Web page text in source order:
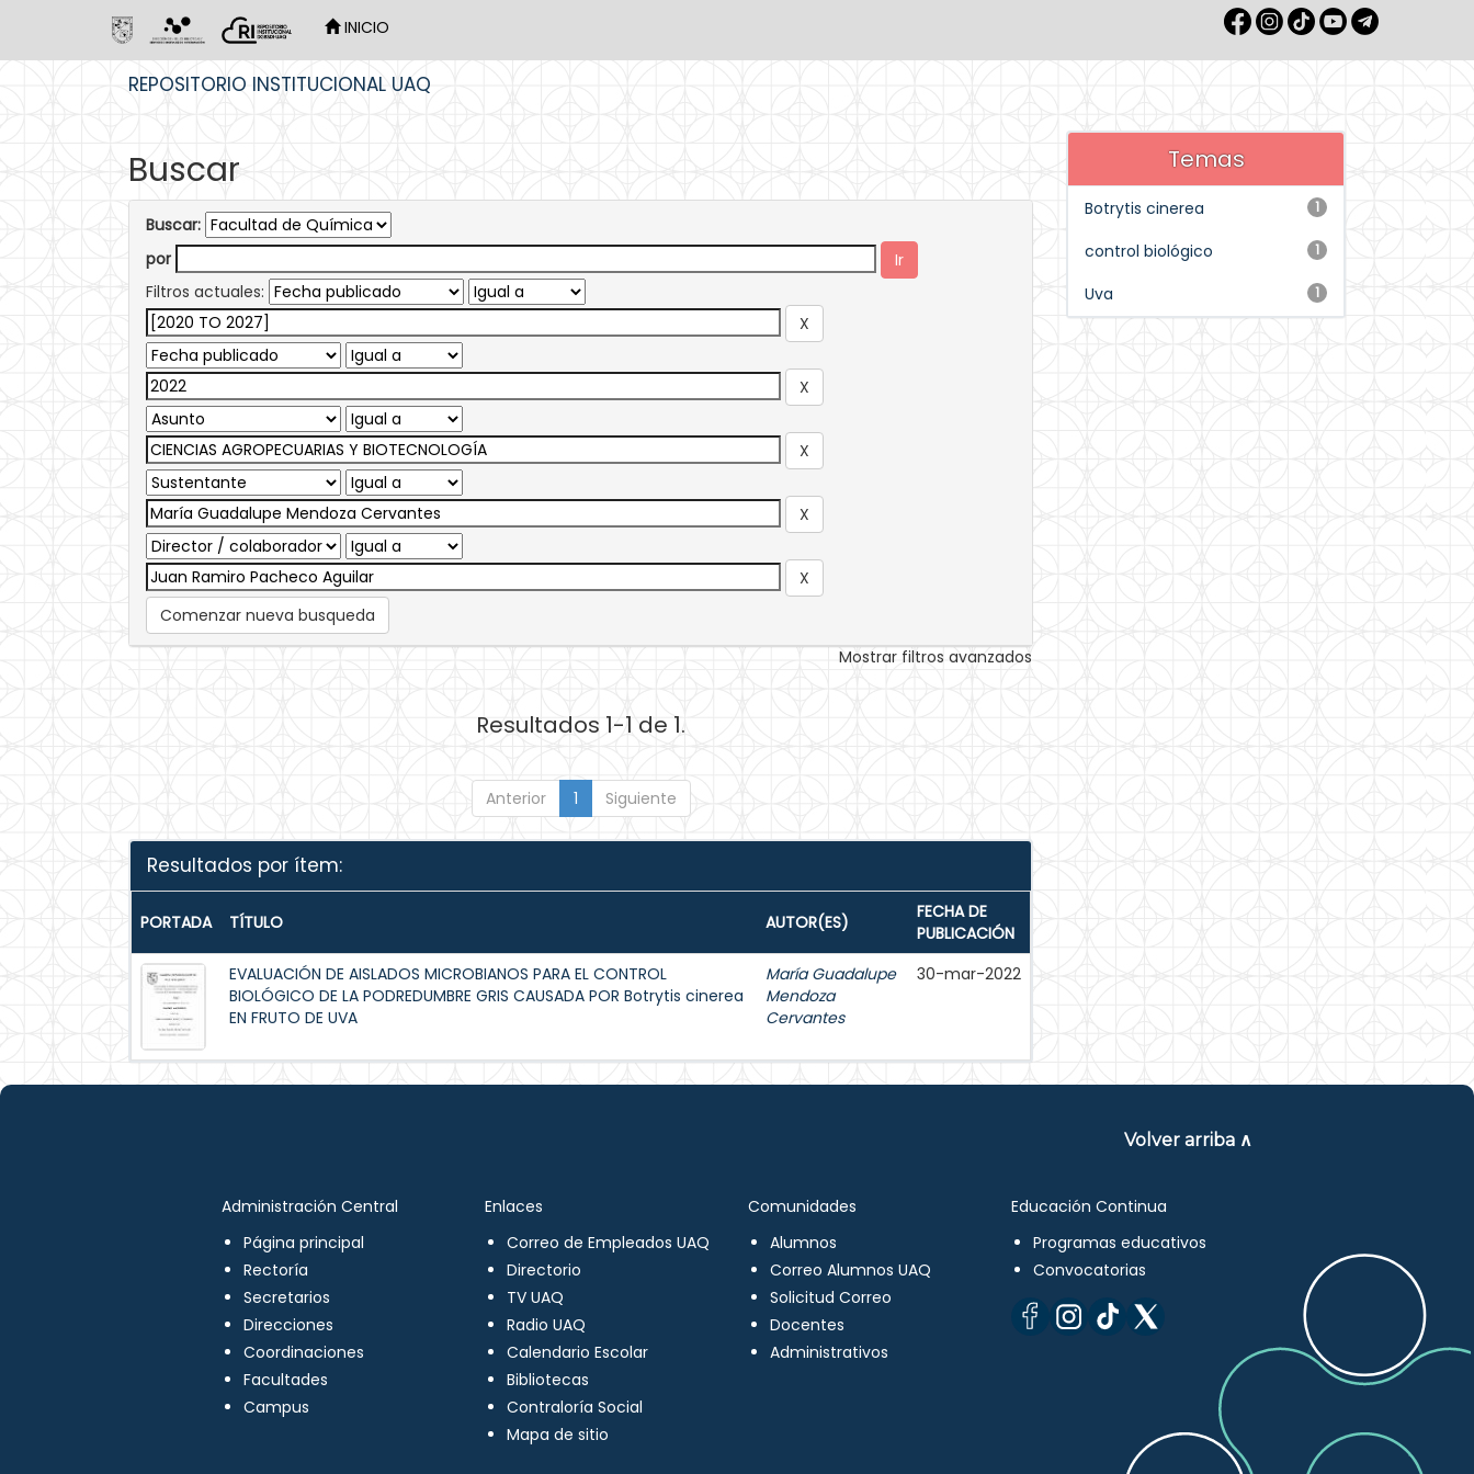
INICIO
REPOSITORIO INSTITUCIONAL UAQ
Buscar
Buscar:
por
Filtros actuales:
Comenzar nueva busqueda
Mostrar filtros avanzados
Resultados 1-1 de 1.
Anterior 1 Siguiente
Resultados por ítem:
PORTADA TÍTULO AUTOR(ES)
FECHA DE
PUBLICACIÓN
EVALUACIÓN DE AISLADOS MICROBIANOS PARA EL CONTROL
BIOLÓGICO DE LA PODREDUMBRE GRIS CAUSADA POR Botrytis cinerea
EN FRUTO DE UVA
María Guadalupe
Mendoza
Cervantes
30-mar-2022
Temas
1
Botrytis cinerea
1
control biológico
1
Uva
Volver arriba ∧
Administración Central
Página principal
Rectoría
Secretarios
Direcciones
Coordinaciones
Facultades
Campus
Enlaces
Correo de Empleados UAQ
Directorio
TV UAQ
Radio UAQ
Calendario Escolar
Bibliotecas
Contraloría Social
Mapa de sitio
Comunidades
Alumnos
Correo Alumnos UAQ
Solicitud Correo
Docentes
Administrativos
Educación Continua
Programas educativos
Convocatorias